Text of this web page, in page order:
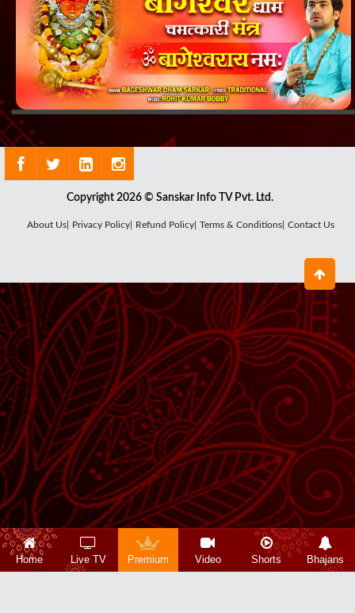
Copyright 2026 © Sanskar Info TV Pvt. Ltd.
About Us| Privacy Policy| Refund Policy| Terms & Conditions| Contact Us
Home Live TV Premium Video Shorts Bhajans